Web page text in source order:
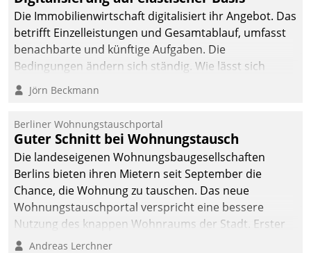
Die Immobilienwirtschaft digitalisiert ihr Angebot. Das
betrifft Einzelleistungen und Gesamtablauf, umfasst
benachbarte und künftige Aufgaben. Die
Bedingungen ändern sich ständig. Wie lässt sich
technisch die Kontrolle wahren und zugleich Freiraum
fürs Wachsen öffnen?
Jörn Beckmann
Berliner Wohnungstauschportal
Guter Schnitt bei Wohnungstausch
Die landeseigenen Wohnungsbaugesellschaften
Berlins bieten ihren Mietern seit September die
Chance, die Wohnung zu tauschen. Das neue
Wohnungstauschportal verspricht eine bessere
Nutzung des knappen Wohnraums der Stadt. Erster
Anwendungsfall für Datatrains Lösung API-Hub mit
Andreas Lerchner